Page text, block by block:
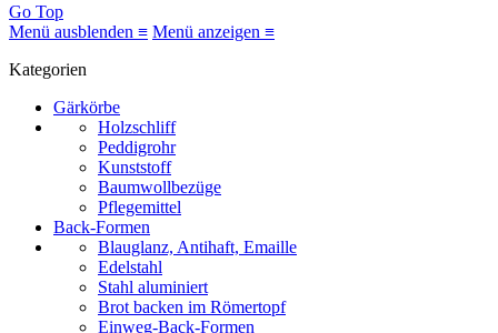
Go Top
Menü ausblenden ≡ Menü anzeigen ≡
Kategorien
Gärkörbe
Holzschliff
Peddigrohr
Kunststoff
Baumwollbezüge
Pflegemittel
Back-Formen
Blauglanz, Antihaft, Emaille
Edelstahl
Stahl aluminiert
Brot backen im Römertopf
Einweg-Back-Formen